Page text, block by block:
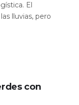
El
lluvias, pero
con